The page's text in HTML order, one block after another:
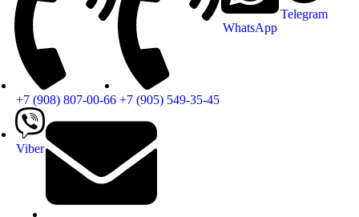
+7 (908) 807-00-66 +7 (905) 549-35-45
WhatsApp
Telegram
Viber